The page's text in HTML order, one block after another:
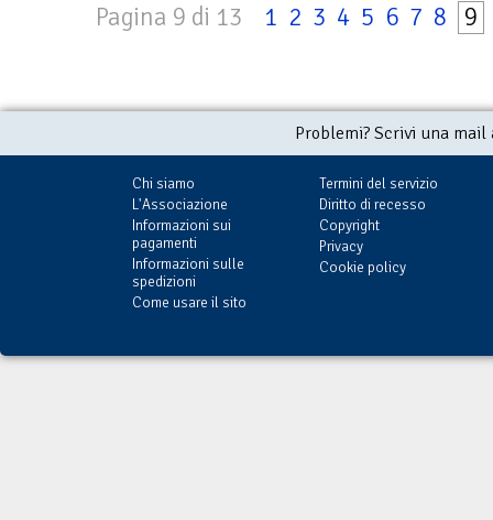
Pagina 9 di 13 1 2 3 4 5 6 7 8 9
Problemi? Scrivi una
Chi siamo
L'Associazione
Informazioni sui
pagamenti
Informazioni sulle
spedizioni
Come usare il sito
Termini del servizio
Diritto di recesso
Copyright
Privacy
Cookie policy